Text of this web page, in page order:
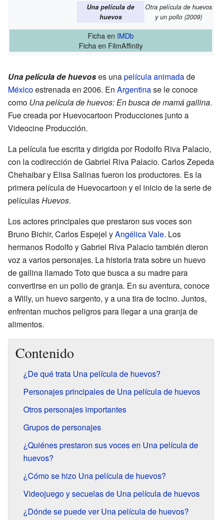
Una película de
huevos
Otra película de huevos
y un pollo (2009)
Ficha en IMDb
Ficha en FilmAffinity
Una película de huevoses unapelícula animadade
Méxicoestrenada en 2006. En Argentinase le conoce
como Una película de huevos: En busca de mamá gallina.
Fue creada por Huevocartoon Producciones junto a
Videocine Producción.
La película fue escrita y dirigida por Rodolfo Riva Palacio,
con la codirección de Gabriel Riva Palacio. Carlos Zepeda
Chehaibar y Elisa Salinas fueron los productores. Es la
primera película de Huevocartoon y el inicio de la serie de
películasHuevos.
Los actores principales que prestaron sus voces son
Bruno Bichir, Carlos Espejel yAngélica Vale. Los
hermanos Rodolfo y Gabriel Riva Palacio también dieron
voz a varios personajes. La historia trata sobre un huevo
de gallina llamado Toto que busca a su madre para
convertirse en un pollo de granja. En su aventura, conoce
a Willy, un huevo sargento, y a una tira de tocino. Juntos,
enfrentan muchos peligros para llegar a una granja de
alimentos.
Contenido
¿De qué trata Una película de huevos?
Personajes principales de Una película de huevos
Otros personajes importantes
Grupos de personajes
¿Quiénes prestaron sus voces en Una película de
huevos?
¿Cómo se hizo Una película de huevos?
Videojuego y secuelas de Una película de huevos
¿Dónde se puede ver Una película de huevos?